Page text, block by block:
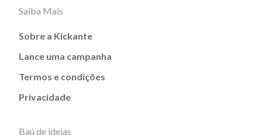
Saiba Mais
Sobre a Kickante
Lance uma campanha
Termos e condições
Privacidade
Baú de ideias